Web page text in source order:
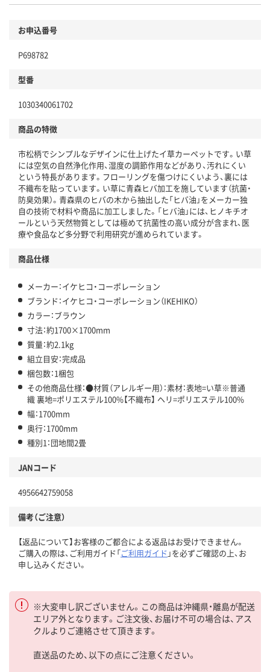
お申込番号
P698782
型番
1030340061702
商品の特徴
市松柄でシンプルなデザインに仕上げたイ草カーペットです。い草
には空気の自然浄化作用、湿度の調節作用などがあり、汚れにくい
という特長があります。フローリングを傷つけにくいよう、裏には
不織布を貼っています。い草に青森ヒバ加工を施しています（抗菌・
防臭効果）。青森県のヒバの木から抽出した「ヒバ油」をメーカー独
自の技術で材料や商品に加工しました。「ヒバ油」には、ヒノキチオ
ールという天然物質としては極めて抗菌性の高い成分が含まれ、医
療や食品など多分野で利用研究が進められています。
商品仕様
メーカー：イケヒコ・コーポレーション
ブランド：イケヒコ・コーポレーション（IKEHIKO）
カラー：ブラウン
寸法：約1700×1700mm
質量：約2.1kg
組立目安：完成品
梱包数：1梱包
その他商品仕様：●材質（アレルギー用）：素材：表地=い草※普通
織 裏地=ポリエステル100%【不織布】 ヘリ=ポリエステル100%
幅：1700mm
奥行：1700mm
種別1：団地間2畳
JANコード
4956642759058
備考（ご注意）
【返品について】お客様のご都合による返品はお受けできません。
ご購入の際は、ご利用ガイド「ご利用ガイド 」を必ずご確認の上、お
申し込みください。
※大変申し訳ございません。この商品は沖縄県・離島が配送
エリア外となります。ご注文後、お届け不可の場合は、アス
クルよりご連絡させて頂きます。
直送品のため、以下の点にご注意ください。